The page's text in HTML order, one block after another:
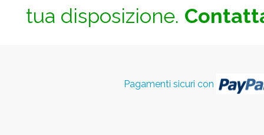
tua disposizione.
Pagamenti sicuri con